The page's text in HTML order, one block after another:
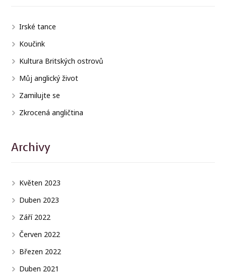
Irské tance
Koučink
Kultura Britských ostrovů
Můj anglický život
Zamilujte se
Zkrocená angličtina
Archivy
Květen 2023
Duben 2023
Září 2022
Červen 2022
Březen 2022
Duben 2021